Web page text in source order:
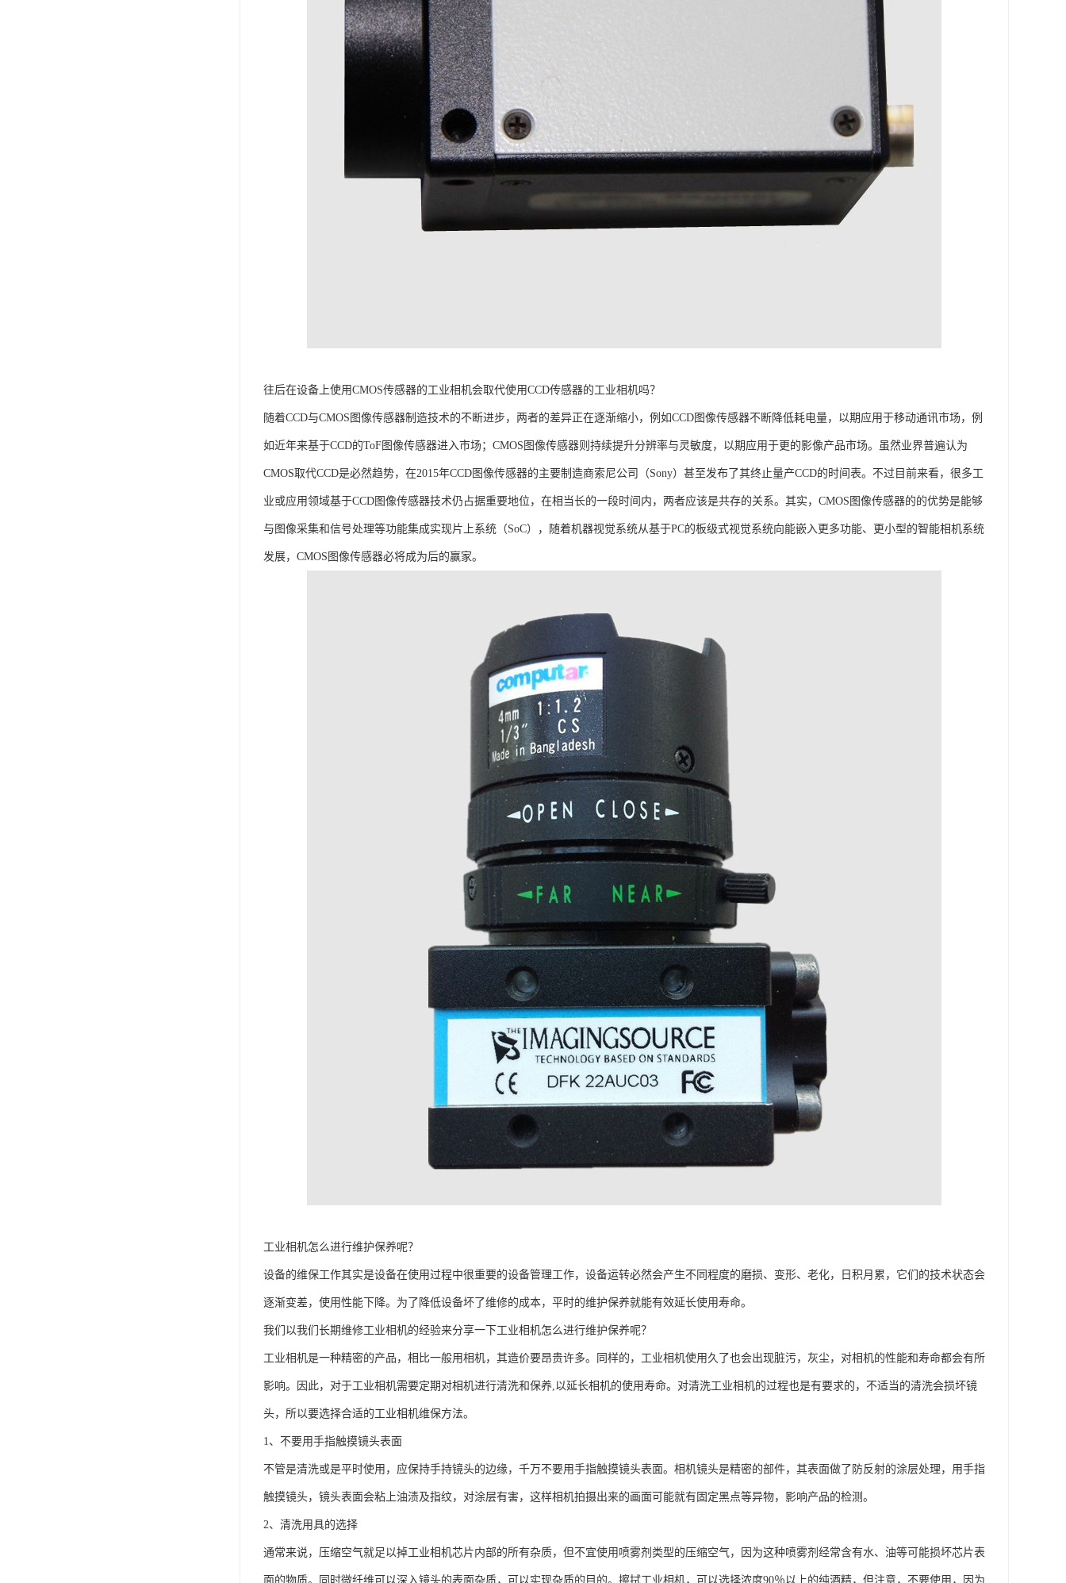
往后在设备上使用CMOS传感器的工业相机会取代使用CCD传感器的工业相机吗？
随着CCD与CMOS图像传感器制造技术的不断进步，两者的差异正在逐渐缩小，例如CCD图像传感器不断降低耗电量，以期应用于移动通讯市场，例
如近年来基于CCD的ToF图像传感器进入市场；CMOS图像传感器则持续提升分辨率与灵敏度，以期应用于更的影像产品市场。虽然业界普遍认为
CMOS取代CCD是必然趋势，在2015年CCD图像传感器的主要制造商索尼公司（Sony）甚至发布了其终止量产CCD的时间表。不过目前来看，很多工
业或应用领域基于CCD图像传感器技术仍占据重要地位，在相当长的一段时间内，两者应该是共存的关系。其实，CMOS图像传感器的的优势是能够
与图像采集和信号处理等功能集成实现片上系统（SoC），随着机器视觉系统从基于PC的板级式视觉系统向能嵌入更多功能、更小型的智能相机系统
发展，CMOS图像传感器必将成为后的赢家。
工业相机怎么进行维护保养呢？
设备的维保工作其实是设备在使用过程中很重要的设备管理工作，设备运转必然会产生不同程度的磨损、变形、老化，日积月累，它们的技术状态会
逐渐变差，使用性能下降。为了降低设备坏了维修的成本，平时的维护保养就能有效延长使用寿命。
我们以我们长期维修工业相机的经验来分享一下工业相机怎么进行维护保养呢？
工业相机是一种精密的产品，相比一般用相机，其造价要昂贵许多。同样的，工业相机使用久了也会出现脏污，灰尘，对相机的性能和寿命都会有所
影响。因此，对于工业相机需要定期对相机进行清洗和保养,以延长相机的使用寿命。对清洗工业相机的过程也是有要求的，不适当的清洗会损坏镜
头，所以要选择合适的工业相机维保方法。
1、不要用手指触摸镜头表面
不管是清洗或是平时使用，应保持手持镜头的边缘，千万不要用手指触摸镜头表面。相机镜头是精密的部件，其表面做了防反射的涂层处理，用手指
触摸镜头，镜头表面会粘上油渍及指纹，对涂层有害，这样相机拍摄出来的画面可能就有固定黑点等异物，影响产品的检测。
2、清洗用具的选择
通常来说，压缩空气就足以掉工业相机芯片内部的所有杂质，但不宜使用喷雾剂类型的压缩空气，因为这种喷雾剂经常含有水、油等可能损坏芯片表
面的物质。同时微纤维可以深入镜头的表面杂质，可以实现杂质的目的。擦拭工业相机，可以选择浓度90％以上的纯酒精，但注意，不要使用，因为